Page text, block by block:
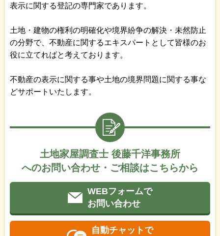
表示に関する登記の専門家であります。
土地・建物の権利の明確化や境界紛争の解決・未然防止
の分野で、不動産に関するエキスパートとして皆様のお
役に立てればと考えております。
不動産の表示に関する事や土地の境界問題に関する事な
どサポートいたします。
土地家屋調査士 後藤千洋事務所
へのお問い合わせ・ご相談はこちらから
WEBフォームで
お問い合わせ
自動チャットで